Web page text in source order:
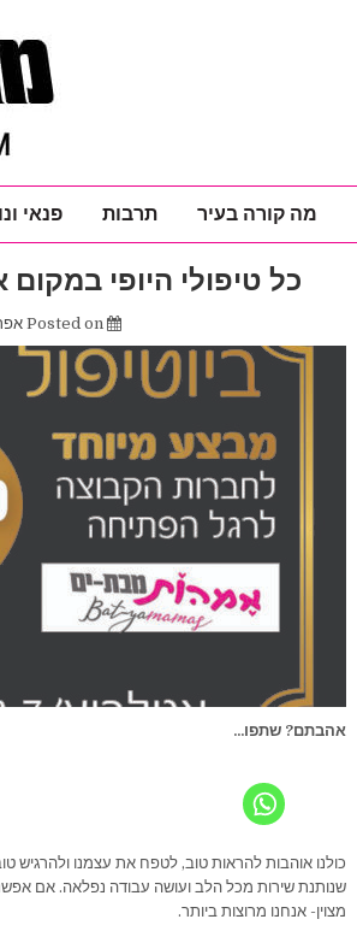
מה קורה בעיר תרבות פנאי
כל טיפולי היופי
Posted on אפריל
אהבתם? שתפו...
כולנו אוהבות להראות טוב, לטפח את עצמנו ולהרגיש
שנותנת שירות מכל הלב ועושה עבודה נפלאה. אם
מצוין- אנחנו מרוצות ביותר.